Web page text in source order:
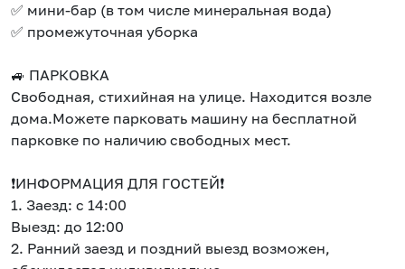
✅ мини-бар (в том числе минеральная вода)
✅ промежуточная уборка
🚙 ПАРКОВКА
Свободная, стихийная на улице. Находится возле
дома.Можете парковать машину на бесплатной
парковке по наличию свободных мест.
❗ИНФОРМАЦИЯ ДЛЯ ГОСТЕЙ❗
1. Заезд: с 14:00
Выезд: до 12:00
2. Ранний заезд и поздний выезд возможен,
Собери путешествие без сложностей